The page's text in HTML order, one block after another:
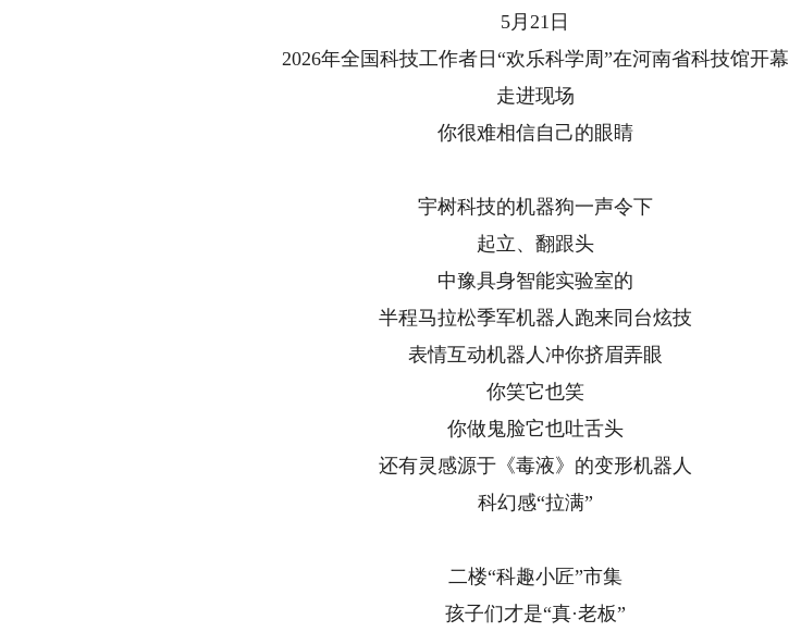
5月21日
2026年全国科技工作者日“欢乐科学周”在河南省科技馆开幕
走进现场
你很难相信自己的眼睛
宇树科技的机器狗一声令下
起立、翻跟头
中豫具身智能实验室的
半程马拉松季军机器人跑来同台炫技
表情互动机器人冲你挤眉弄眼
你笑它也笑
你做鬼脸它也吐舌头
还有灵感源于《毒液》的变形机器人
科幻感“拉满”
二楼“科趣小匠”市集
孩子们才是“真·老板”